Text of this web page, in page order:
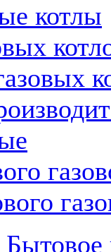
котлы
Бытовое